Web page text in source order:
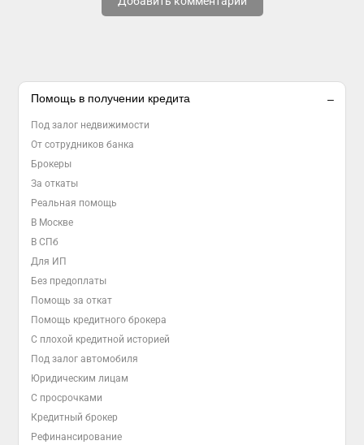
Помощь в получении кредита
Под залог недвижимости
От сотрудников банка
Брокеры
За откаты
Реальная помощь
В Москве
В СПб
Для ИП
Без предоплаты
Помощь за откат
Помощь кредитного брокера
С плохой кредитной историей
Под залог автомобиля
Юридическим лицам
С просрочками
Кредитный брокер
Рефинансирование